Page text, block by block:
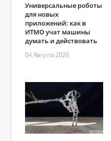
Универсальные роботы
для новых
приложений: как в
ИТМО учат машины
думать и действовать
04 Августа 2026